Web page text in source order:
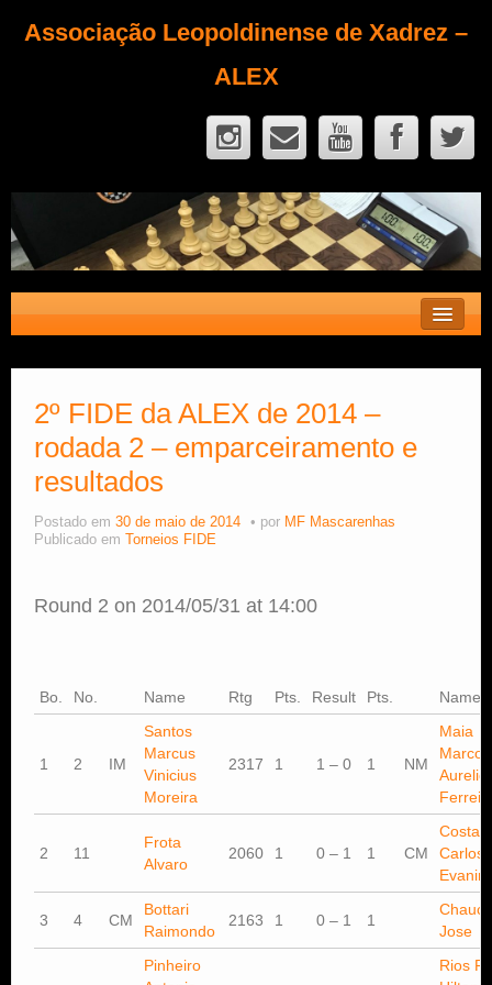
Associação Leopoldinense de Xadrez –
ALEX
Fique Sócio
Quem Somos?
Calendário
Estude Xadrez
2º FIDE da ALEX de 2014 –
rodada 2 – emparceiramento e
resultados
Postado em 30 de maio de 2014 por MF Mascarenhas
Publicado em
Torneios FIDE
Round 2 on 2014/05/31 at 14:00
Bo. No. Name Rtg Pts. Result Pts. Name
1 2 IM
Santos
Marcus
Vinicius
Moreira
2317 1 1 – 0 1 NM
Maia
Marco
Aurelio
2 11
Frota
Alvaro
2060 1 0 – 1 1 CM
Costa
Carlos
Evanir
3 4 CM
Bottari
Raimondo
2163 1 0 – 1 1
Chauca
Jose
Pinheiro
Rios